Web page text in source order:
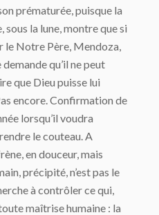
prématurée, puisque la
sous la lune, montre que si
le Notre Père, Mendoza,
qu’il ne peut
que Dieu puisse lui
encore. Confirmation de
lorsqu’il voudra
le couteau. A
en douceur, mais
précipité, n’est pas le
à contrôler ce qui,
maîtrise humaine : la